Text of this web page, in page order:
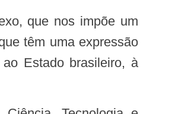
têm uma expressão
Estado brasileiro, à